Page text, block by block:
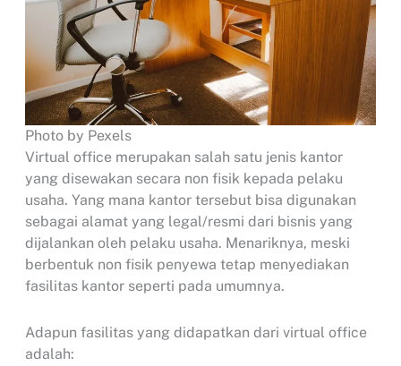
Photo by Pexels
Virtual office merupakan salah satu jenis kantor
yang disewakan secara non fisik kepada pelaku
usaha. Yang mana kantor tersebut bisa digunakan
sebagai alamat yang legal/resmi dari bisnis yang
dijalankan oleh pelaku usaha. Menariknya, meski
berbentuk non fisik penyewa tetap menyediakan
fasilitas kantor seperti pada umumnya.
Adapun fasilitas yang didapatkan dari virtual office
adalah: